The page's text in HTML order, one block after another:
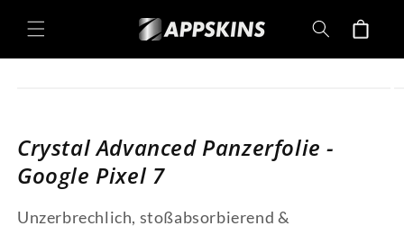
zum
Inhalt
Warenkorb
Crystal Advanced Panzerfolie -
Google Pixel 7
Unzerbrechlich, stoßabsorbierend &